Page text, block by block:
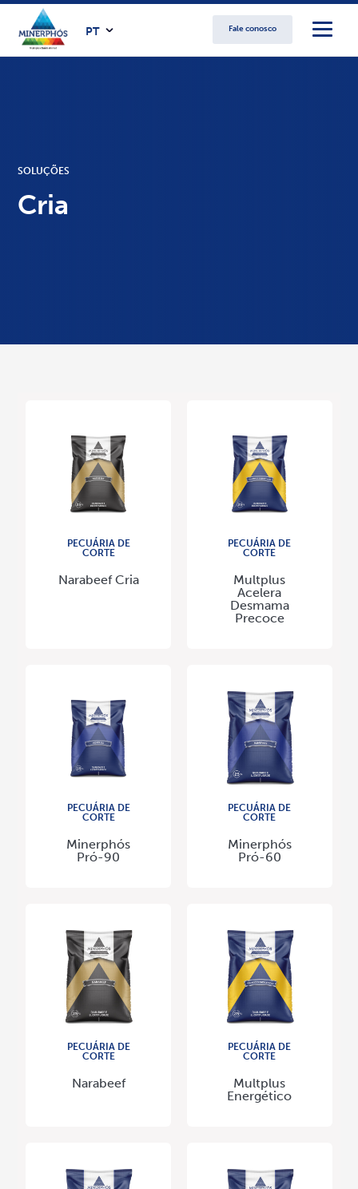
Fale conosco
PT
SOLUÇÕES
Cria
PECUÁRIA DE
CORTE
Narabeef Cria
PECUÁRIA DE
CORTE
Multplus
Acelera
Desmama
Precoce
PECUÁRIA DE
CORTE
Minerphós
Pró-90
PECUÁRIA DE
CORTE
Minerphós
Pró-60
PECUÁRIA DE
CORTE
Narabeef
PECUÁRIA DE
CORTE
Multplus
Energético